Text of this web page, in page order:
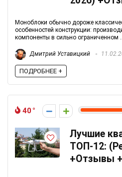
Моноблоки обычно дороже
особенностей конструкции:
компоненты в сильно ограниченном
Дмитрий Уставицкий
ПОДРОБНЕЕ +
40
Лучшие
ТОП-12:
+Отзывы